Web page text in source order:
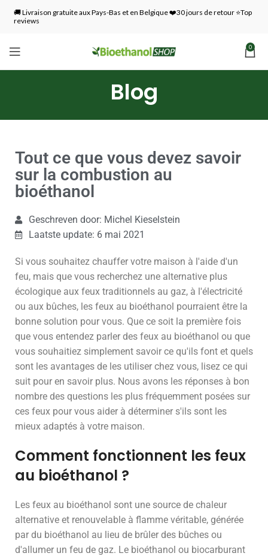
🚚 Livraison gratuite aux Pays-Bas et en Belgique ❤️30 jours de retour ⭐Top
reviews
0
Blog
Tout ce que vous devez savoir
sur la combustion au
bioéthanol
Geschreven door: Michel Kieselstein
Laatste update: 6 mai 2021
Si vous souhaitez chauffer votre maison à l'aide d'un
feu, mais que vous recherchez une alternative plus
écologique aux feux traditionnels au gaz, à l'électricité
ou aux bûches, les feux au bioéthanol pourraient être la
bonne solution pour vous. Que ce soit la première fois
que vous entendez parler des feux au bioéthanol ou que
vous souhaitiez simplement savoir ce qu'ils font et quels
sont les avantages de les utiliser chez vous, lisez ce qui
suit pour en savoir plus. Nous avons les réponses à bon
nombre des questions les plus fréquemment posées sur
ces feux pour vous aider à déterminer s'ils sont les
mieux adaptés à votre maison.
Comment fonctionnent les feux
au bioéthanol ?
Les feux au bioéthanol sont une source de chaleur
alternative et renouvelable à flamme véritable, générée
par du bioéthanol au lieu de brûler des bûches ou
d'allumer un feu de gaz. Le bioéthanol ou biocarburant